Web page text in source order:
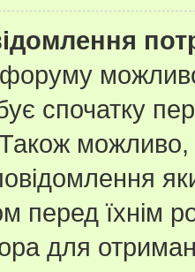
форуму
спочатку
можливо,
перед їхнім
для